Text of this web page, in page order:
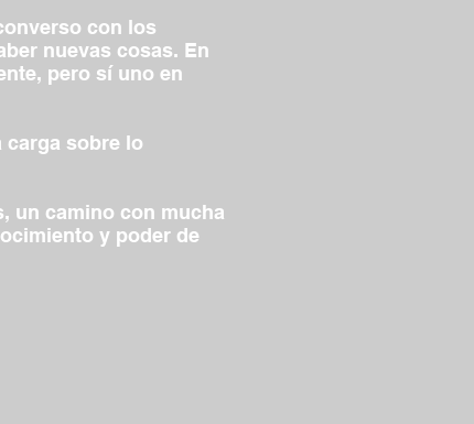
con los
nuevas cosas. En
pero sí uno en
carga sobre lo
un camino con mucha
y poder de